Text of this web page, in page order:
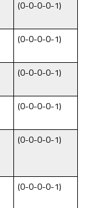
(0-0-0-0-1)
(0-0-0-0-1)
(0-0-0-0-1)
(0-0-0-0-1)
(0-0-0-0-1)
(0-0-0-0-1)